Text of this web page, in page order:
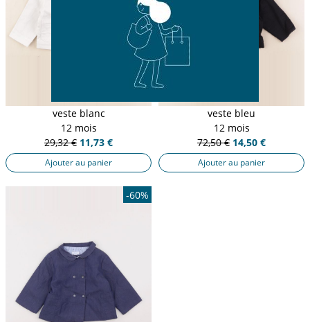
veste blanc
12 mois
29,32 € 11,73 €
Ajouter au panier
veste bleu
12 mois
72,50 € 14,50 €
Ajouter au panier
-60%